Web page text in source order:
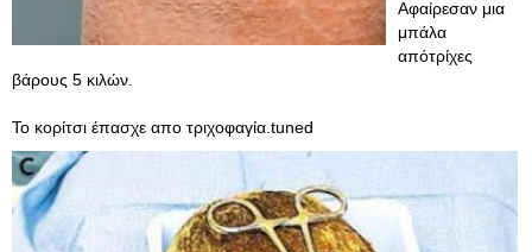
Αφαίρεσαν μια
μπάλα
απότρίχες
βάρους 5 κιλών.
Το κορίτσι έπασχε απο τριχοφαγία.tuned